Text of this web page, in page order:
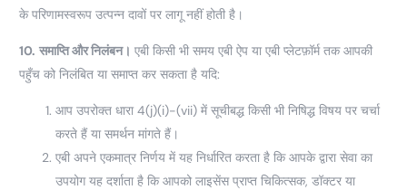
के परिणामस्वरूप उत्पन्न दावों पर लागू नहीं होती है।
10. समाप्ति और निलंबन। एबी किसी भी समय एबी ऐप या एबी प्लेटफ़ॉर्म तक आपकी
पहुँच को निलंबित या समाप्त कर सकता है यदि:
आप उपरोक्त धारा 4(j)(i)-(vii) में सूचीबद्ध किसी भी निषिद्ध विषय पर चर्चा
करते हैं या समर्थन मांगते हैं।
एबी अपने एकमात्र निर्णय में यह निर्धारित करता है कि आपके द्वारा सेवा का
उपयोग यह दर्शाता है कि आपको लाइसेंस प्राप्त चिकित्सक, डॉक्टर या